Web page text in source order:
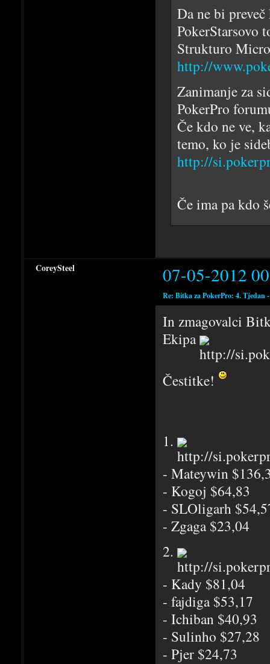
Da ne bi
PokerStarsovo
Strukturo
http://
Zanimanje za
PokerPro
Če kdo ne ve,
temo, ko je
http://
Če ima pa kdo
CoreySteel 07-05-2012
Re: Bitka za PokerPro: 4.
In zmagovalci
Ekipa
Čestitke!
1.
- Mateywin
- Kogoj $64,83
- SLOligarh
- Zgaga $23,04
2.
- Kady $81,04
- fajdiga $53,17
- Ichiban $40,93
- Sulinho $27,28
- Pjer $24,73